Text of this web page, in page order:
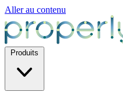
Aller au contenu